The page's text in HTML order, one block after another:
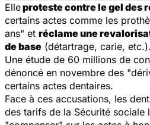
Elleproteste contre le gel des
certains actes comme les
ans" et réclame une
de base (détartrage, carie, etc.).
Une étude de 60 millions de
dénoncé en novembre des
certains actes dentaires.
Face à ces accusations, les
des tarifs de la Sécurité sociale